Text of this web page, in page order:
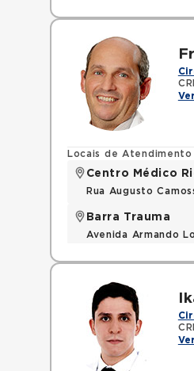
Locais de Atendimento
Centro Médico
Rua Augusto
Barra Trauma
Avenida Armando